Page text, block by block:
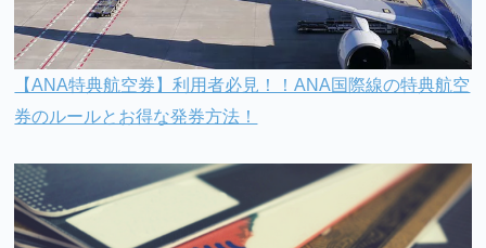
【ANA特典航空券】利用者必見！！ANA国際線の特典航空
券のルールとお得な発券方法！